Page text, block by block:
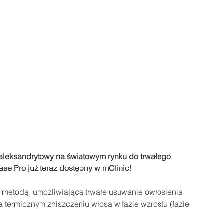
na światowym rynku do trwałego
Pro już teraz dostępny w mClinic!
umożliwiającą trwałe usuwanie owłosienia
zniszczeniu włosa w fazie wzrostu (fazie